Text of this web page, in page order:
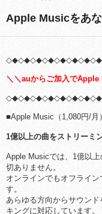
Apple Musicをあな
＼＼auからご加入で
■Apple Music（1,080円/月）
1億以上の曲をストリーミ
Apple Musicでは、1億以
切ありません。
オンラインでもオフライ
す。
あらゆる方向からサウン
キングに対応しています。